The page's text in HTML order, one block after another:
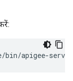
apigee-